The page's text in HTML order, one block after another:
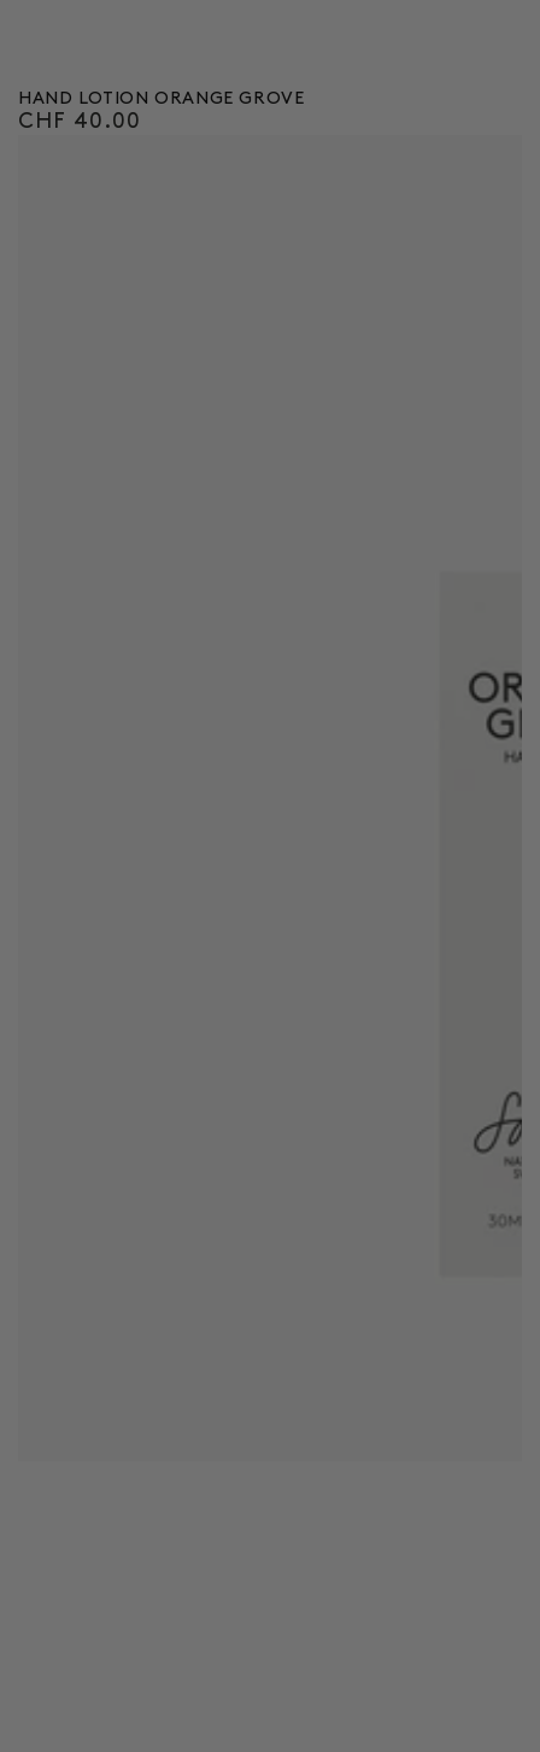
HAND LOTION ORANGE GROVE
Regulärer
CHF 40.00